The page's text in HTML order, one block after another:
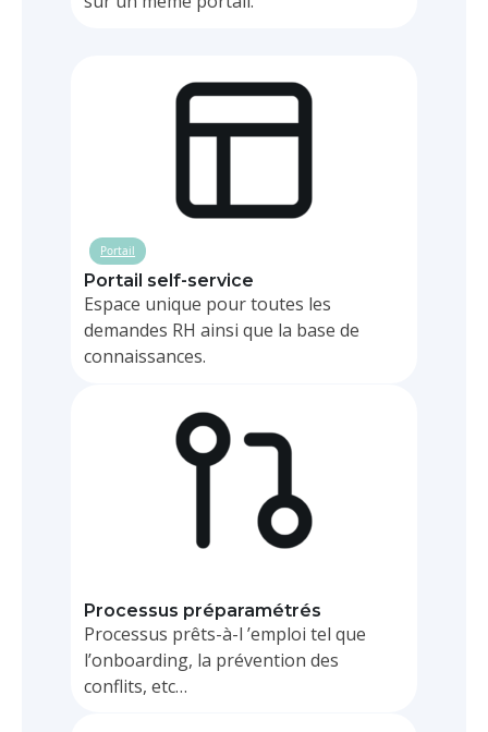
Portail
Portail self-service
Espace unique pour toutes les
demandes RH ainsi que la base de
connaissances.
Processus préparamétrés
Processus prêts-à-l ’emploi tel que
l’onboarding, la prévention des
conflits, etc…